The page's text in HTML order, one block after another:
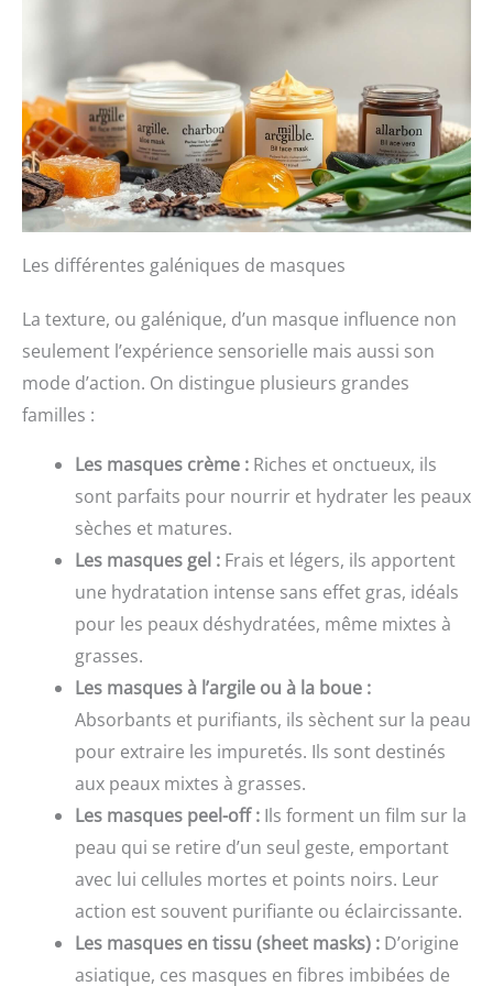
Les différentes galéniques de masques
La texture, ou galénique, d’un masque influence non
seulement l’expérience sensorielle mais aussi son
mode d’action. On distingue plusieurs grandes
familles :
Les masques crème : Riches et onctueux, ils
sont parfaits pour nourrir et hydrater les peaux
sèches et matures.
Les masques gel : Frais et légers, ils apportent
une hydratation intense sans effet gras, idéals
pour les peaux déshydratées, même mixtes à
grasses.
Les masques à l’argile ou à la boue :
Absorbants et purifiants, ils sèchent sur la peau
pour extraire les impuretés. Ils sont destinés
aux peaux mixtes à grasses.
Les masques peel-off : Ils forment un film sur la
peau qui se retire d’un seul geste, emportant
avec lui cellules mortes et points noirs. Leur
action est souvent purifiante ou éclaircissante.
Les masques en tissu (sheet masks) : D’origine
asiatique, ces masques en fibres imbibées de